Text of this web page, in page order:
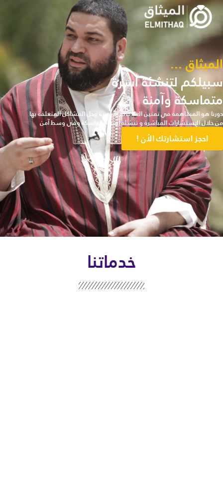
الميثاق ...
سبيلكم لتنشئة أسرة
متماسكة وآمنة
دورنا هو المساهمة في تمتين العلاقات الأسرية وحل المشاكل المتعلقة بها
من خلال الاستشارات المباشرة و تنشئة أسرة متماسكة وفي وسط آمن
احجز استشارتك الأن !
خدماتنا